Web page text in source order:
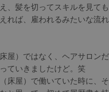
、髪を切ってスキルを見ても
れば、雇われるみたいな流れ
屋）ではなく、ヘアサロンだ
ていきましたけど。笑
床屋）で働いていた時に、そ